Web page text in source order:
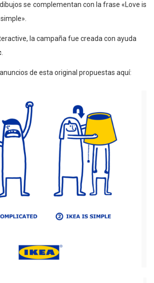
se complementan con la frase «Love is
la campaña fue creada con ayuda
.
de esta original propuestas aquí: